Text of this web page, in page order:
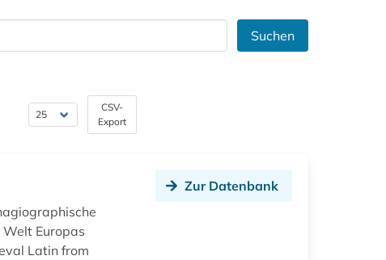
Suchen
CSV-
Export
Europas
Latin from
Zur Datenbank